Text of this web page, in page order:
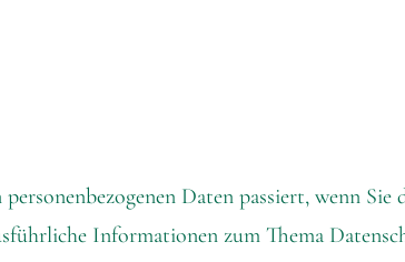
Daten passiert, wenn Sie
Informationen zum Thema